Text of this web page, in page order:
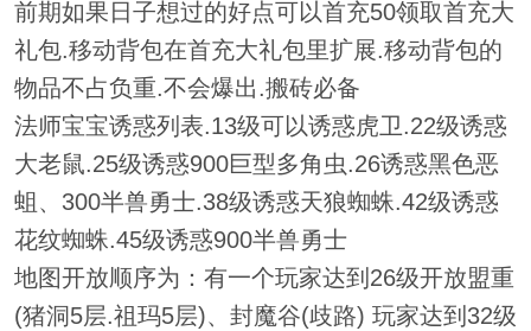
前期如果日子想过的好点可以首充50领取首充大
礼包.移动背包在首充大礼包里扩展.移动背包的
物品不占负重.不会爆出.搬砖必备
法师宝宝诱惑列表.13级可以诱惑虎卫.22级诱惑
大老鼠.25级诱惑900巨型多角虫.26诱惑黑色恶
蛆、300半兽勇士.38级诱惑天狼蜘蛛.42级诱惑
花纹蜘蛛.45级诱惑900半兽勇士
地图开放顺序为：有一个玩家达到26级开放盟重
(猪洞5层.祖玛5层)、封魔谷(歧路) 玩家达到32级